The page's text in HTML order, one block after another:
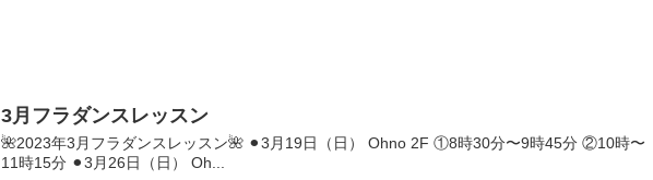
3月フラダンスレッスン
🌺2023年3月フラダンスレッスン🌺 ⚫︎3月19日（日） Ohno 2F ①8時30分〜9時45分 ②10時〜
11時15分 ⚫︎3月26日（日） Oh...